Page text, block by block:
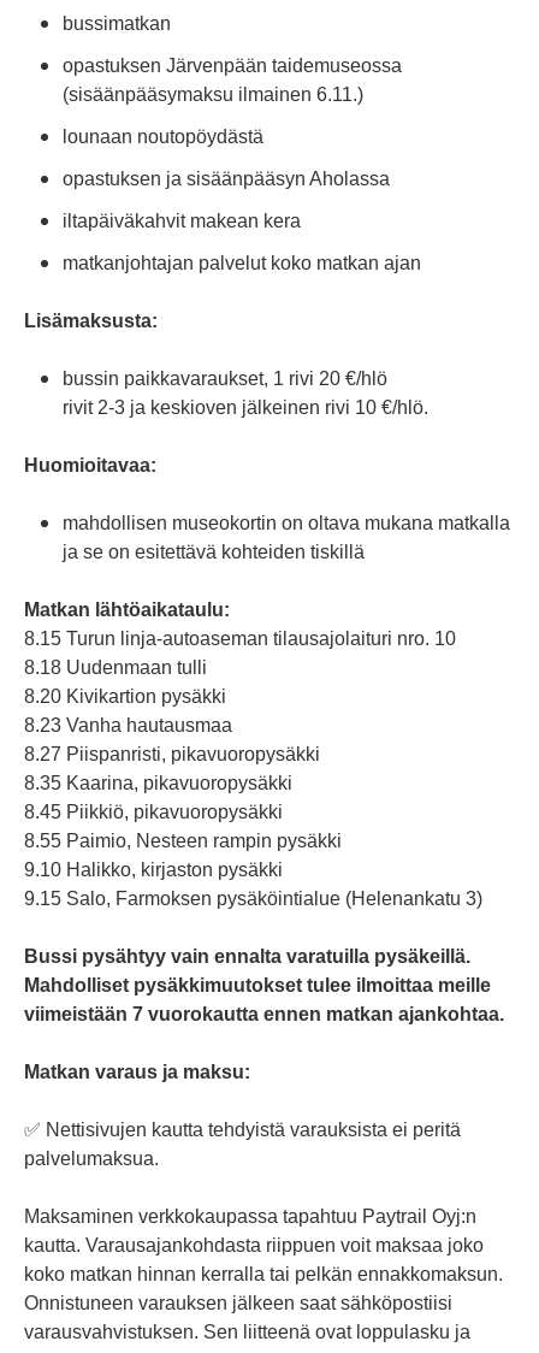
bussimatkan
opastuksen Järvenpään taidemuseossa
(sisäänpääsymaksu ilmainen 6.11.)
lounaan noutopöydästä
opastuksen ja sisäänpääsyn Aholassa
iltapäiväkahvit makean kera
matkanjohtajan palvelut koko matkan ajan
Lisämaksusta:
bussin paikkavaraukset, 1 rivi 20 €/hlö
rivit 2-3 ja keskioven jälkeinen rivi 10 €/hlö.
Huomioitavaa:
mahdollisen museokortin on oltava mukana matkalla
ja se on esitettävä kohteiden tiskillä
Matkan lähtöaikataulu:
8.15 Turun linja-autoaseman tilausajolaituri nro. 10
8.18 Uudenmaan tulli
8.20 Kivikartion pysäkki
8.23 Vanha hautausmaa
8.27 Piispanristi, pikavuoropysäkki
8.35 Kaarina, pikavuoropysäkki
8.45 Piikkiö, pikavuoropysäkki
8.55 Paimio, Nesteen rampin pysäkki
9.10 Halikko, kirjaston pysäkki
9.15 Salo, Farmoksen pysäköintialue (Helenankatu 3)
Bussi pysähtyy vain ennalta varatuilla pysäkeillä.
Mahdolliset pysäkkimuutokset tulee ilmoittaa meille
viimeistään 7 vuorokautta ennen matkan ajankohtaa.
Matkan varaus ja maksu:
✅ Nettisivujen kautta tehdyistä varauksista ei peritä
palvelumaksua.
Maksaminen verkkokaupassa tapahtuu Paytrail Oyj:n
kautta. Varausajankohdasta riippuen voit maksaa joko
koko matkan hinnan kerralla tai pelkän ennakkomaksun.
Onnistuneen varauksen jälkeen saat sähköpostiisi
varausvahvistuksen. Sen liitteenä ovat loppulasku ja